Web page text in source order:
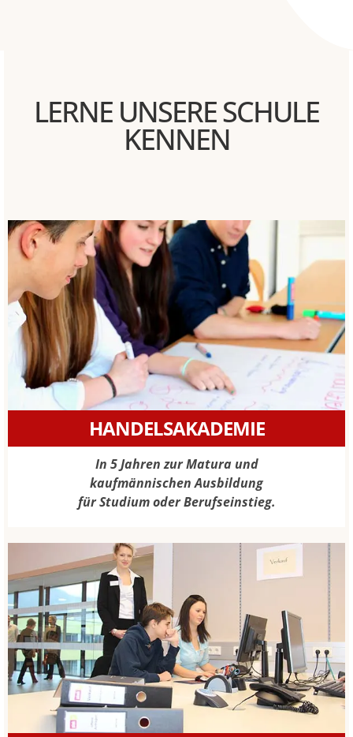
LERNE UNSERE SCHULE
KENNEN
HANDELSAKADEMIE
In 5 Jahren zur Matura und
kaufmännischen Ausbildung
für Studium oder Berufseinstieg.